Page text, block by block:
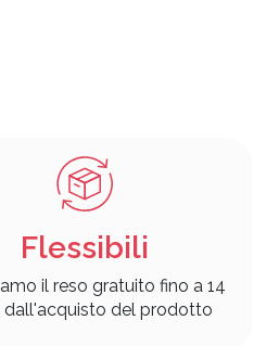
Flessibili
il reso gratuito fino a 14